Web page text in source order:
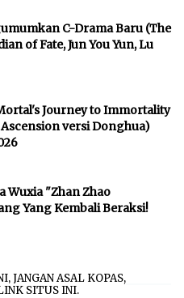
C-Drama Baru (The
of Fate, Jun You Yun, Lu
Journey to Immortality
versi Donghua)
Wuxia "Zhan Zhao
Yang Kembali Beraksi!
JANGAN ASAL KOPAS,
SITUS INI.